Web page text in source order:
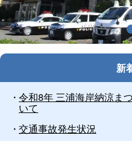
新
令和8年 三浦海岸納涼ま
いて
交通事故発生状況